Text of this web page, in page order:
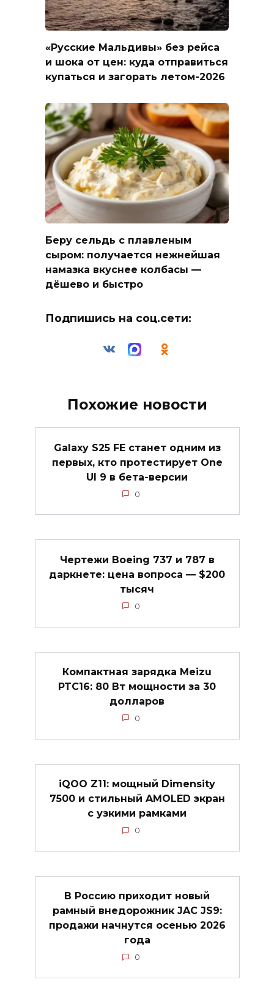
«Русские Мальдивы» без рейса
и шока от цен: куда отправиться
купаться и загорать летом-2026
Беру сельдь с плавленым
сыром: получается нежнейшая
намазка вкуснее колбасы —
дёшево и быстро
Подпишись на соц.сети:
Похожие новости
Galaxy S25 FE станет одним из
первых, кто протестирует One
UI 9 в бета-версии
0
Чертежи Boeing 737 и 787 в
даркнете: цена вопроса — $200
тысяч
0
Компактная зарядка Meizu
PTC16: 80 Вт мощности за 30
долларов
0
iQOO Z11: мощный Dimensity
7500 и стильный AMOLED экран
с узкими рамками
0
В Россию приходит новый
рамный внедорожник JAC JS9:
продажи начнутся осенью 2026
года
0